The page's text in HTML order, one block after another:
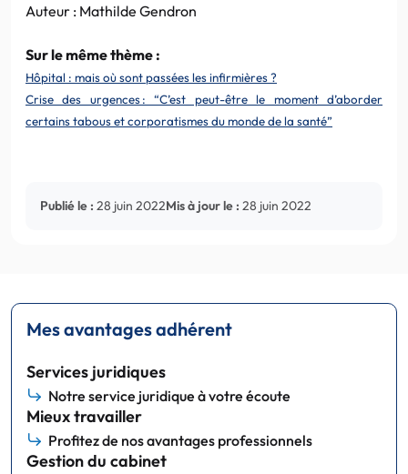
Auteur : Mathilde Gendron
Sur le même thème :
Hôpital : mais où sont passées les infirmières ?
Crise des urgences : “C’est peut-être le moment d’aborder
certains tabous et corporatismes du monde de la santé”
Publié le : 28 juin 2022Mis à jour le : 28 juin 2022
Mes avantages adhérent
Services juridiques
Notre service juridique à votre écoute
Mieux travailler
Profitez de nos avantages professionnels
Gestion du cabinet